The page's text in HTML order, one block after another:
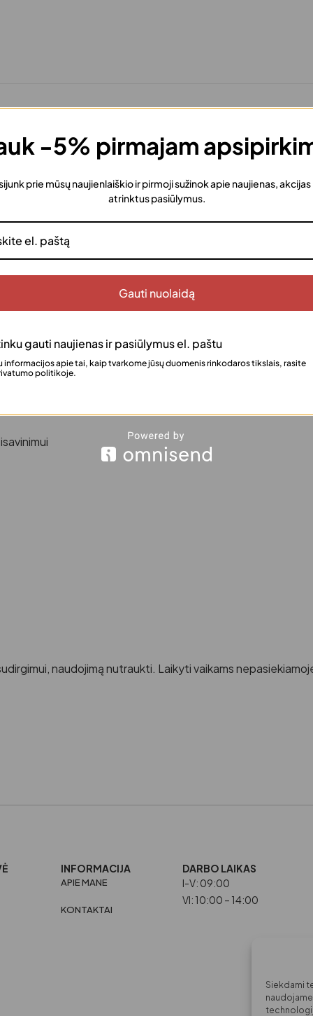
Siekdami
ir odą puoselėjanti lakštinės veido kaukės, praturtinta
jai švytėjimo, elastingumo ir komforto pojūtį.
vitaminų, mineralų ir antioksidantų. Hialurono rūgštis
bei odos stangrumo gerinimo.
veikliųjų medžiagų įsisavinimą, todėl oda tampa švelni,
naudojimą nutraukti. Laikyti vaikams
INFORMACIJA
APIE MANE
KONTAKTAI
DARBO LAIKAS
I-V: 09:00
VI: 10:00 – 14:00
-5% pirmajam
prie mūsų naujienlaiškio ir pirmoji sužinok apie naujienas, akcijas
atrinktus pasiūlymus.
Gauti nuolaidą
gauti naujienas ir pasiūlymus el. paštu
informacijos apie tai, kaip tvarkome jūsų duomenis rinkodaros tikslais, rasite
politikoje.